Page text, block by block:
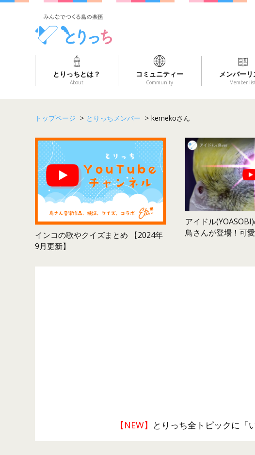
とりっちとは？
About
コミュニティー
Community
メンバーリ
Member
トップページ > とりっちメンバー > kemekoさん
インコの歌やクイズまとめ 【2024年
9月更新】
アイドル
鳥さんが登場！可
【NEW】 とりっち全トピックに「